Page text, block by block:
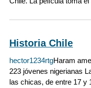
Historia Chile
hector1234rtgHaram
223 jóvenes nigerianas
las chicas, de entre 17 y